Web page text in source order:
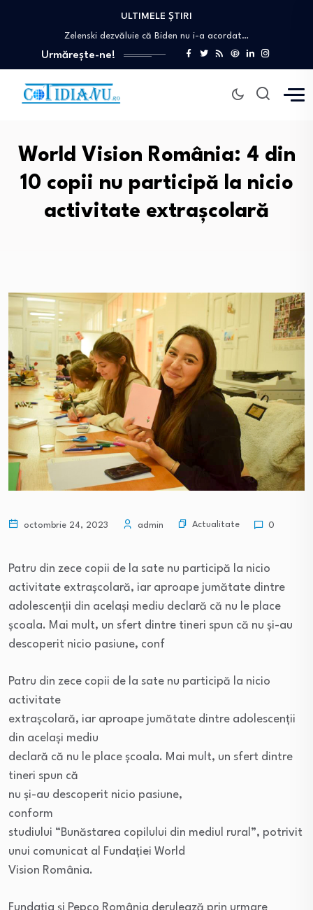
ULTIMELE ȘTIRI
Președintele Nicușor Dan transmite partidelor să „renunțe…
Zelenski dezvăluie că Biden nu i-a acordat…
Tensiuni în Marea Neagră: Turcia restricționează tranzitul…
Cine este omul din spatele site-ului pentru…
Americancă uluită după ce a comandat medicamente…
Urmărește-ne!
World Vision România: 4 din
10 copii nu participă la nicio
activitate extrașcolară
octombrie 24, 2023 admin Actualitate 0
Patru din zece copii de la sate nu participă la nicio
activitate extrașcolară, iar aproape jumătate dintre
adolescenții din același mediu declară că nu le place
școala. Mai mult, un sfert dintre tineri spun că nu și-au
descoperit nicio pasiune, conf
Patru din zece copii de la sate nu participă la nicio
activitate
extrașcolară, iar aproape jumătate dintre adolescenții
din același mediu
declară că nu le place școala. Mai mult, un sfert dintre
tineri spun că
nu și-au descoperit nicio pasiune,
conform
studiului “Bunăstarea copilului din mediul rural”, potrivit
unui comunicat al Fundației World
Vision România.
Fundația și Pepco România derulează prin urmare